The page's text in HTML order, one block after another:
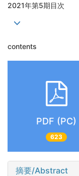
2021年第5期目次
contents
PDF (PC)
623
摘要/Abstract